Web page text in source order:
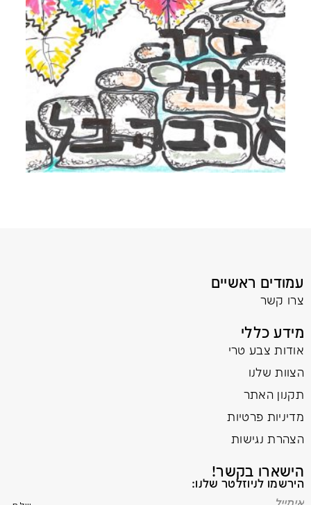
עמודים ראשיים
צרו קשר
מידע כללי
אודות צבע טרי
הצוות שלנו
תקנון האתר
מדיניות פרטיות
הצהרת נגישות
הישארו בקשר!
הירשמו לניוזלטר שלנו: